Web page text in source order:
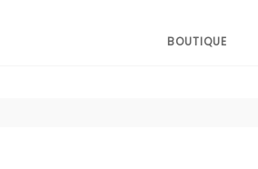
BOUTIQUE